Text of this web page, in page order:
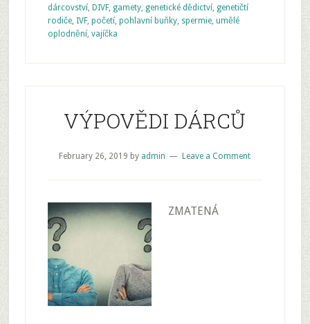
dárcovství, DIVF, gamety, genetické dědictví, genetičtí
rodiče, IVF, početí, pohlavní buňky, spermie, umělé
oplodnění, vajíčka
VÝPOVĚDI DÁRCŮ
February 26, 2019 by admin Leave a Comment
ZMATENÁ